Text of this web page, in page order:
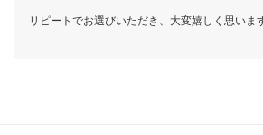
リピートでお選びいただき、大変嬉しく思いま
フィット感につきましてもご満足いただけて
これからも皆様にご満足いただける商品をご